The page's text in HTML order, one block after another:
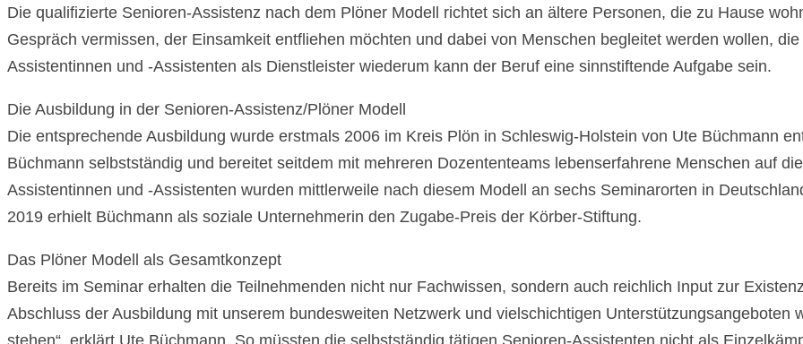
Die qualifizierte Senioren-Assistenz nach dem Plöner Modell richtet sich an ältere Personen, die zu Hause
Gespräch vermissen, der Einsamkeit entfliehen möchten und dabei von Menschen begleitet werden wollen,
Assistentinnen und -Assistenten als Dienstleister wiederum kann der Beruf eine sinnstiftende Aufgabe sein.
Die Ausbildung in der Senioren-Assistenz/Plöner Modell
Die entsprechende Ausbildung wurde erstmals 2006 im Kreis Plön in Schleswig-Holstein von Ute Büchmann
Büchmann selbstständig und bereitet seitdem mit mehreren Dozententeams lebenserfahrene Menschen auf
Assistentinnen und -Assistenten wurden mittlerweile nach diesem Modell an sechs Seminarorten in
2019 erhielt Büchmann als soziale Unternehmerin den Zugabe-Preis der Körber-Stiftung.
Das Plöner Modell als Gesamtkonzept
Bereits im Seminar erhalten die Teilnehmenden nicht nur Fachwissen, sondern auch reichlich Input zur
Abschluss der Ausbildung mit unserem bundesweiten Netzwerk und vielschichtigen Unterstützungsangeboten